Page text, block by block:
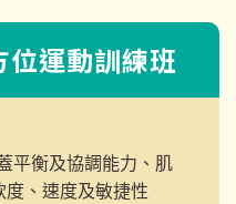
位運動訓練班
平衡及協調能力、肌
、速度及敏捷性